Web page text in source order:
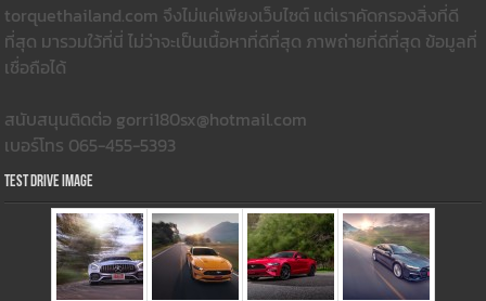
torquethailand.com จึงไม่แค่เพียงเว็บไซต์ แต่เราคัดกรองสิ่งที่ดี
ที่สุด มารวมใว้ที่นี่ ไม่ว่าจะเป็นเนื้อหาที่ดีที่สุด ภาพถ่ายที่ดีที่สุด ข้อมูลที่
เชื่อถือได้
สนับสนุนติดต่อ gorri180sx@hotmail.com
เบอร์โทร 065-455-5393
Test Drive Image